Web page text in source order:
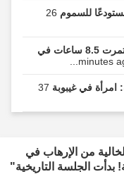
للسموم26
تم العثور على ثروة خلال عملية تفتيش استمرت 8.5 ساعات في
في غيبوبة37
من الإرهاب في
الجلسة التاريخية"